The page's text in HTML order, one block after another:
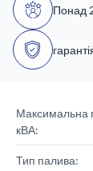
Понад
Максимальна
кВА:
Тип палива: